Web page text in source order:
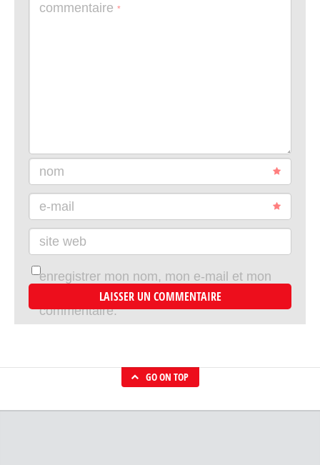
commentaire *
nom
e-mail
site web
enregistrer mon nom, mon e-mail et mon
site dans le navigateur pour mon prochain
commentaire.
GO ON TOP